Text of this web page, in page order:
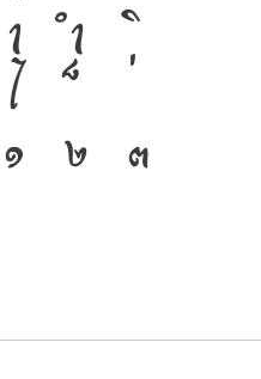
า ำ
ไ
๑ ๒ ๓